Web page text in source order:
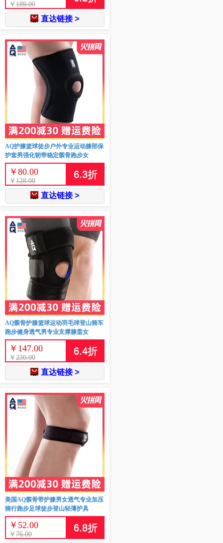
￥ 189.00
直达链接 >
AQ护膝篮球徒步户外专业运动膝部保
护套男强化韧带稳定髌骨跑步女
￥ 80.00
￥ 128.00
6.3折
直达链接 >
AQ髌骨护膝篮球运动羽毛球登山骑车
跑步健身透气男专业支撑膝盖女
￥ 147.00
￥ 230.00
6.4折
直达链接 >
美国AQ髌骨带护膝男女透气专业加压
骑行跑步足球徒步登山轻薄护具
￥ 52.00
￥ 76.00
6.8折